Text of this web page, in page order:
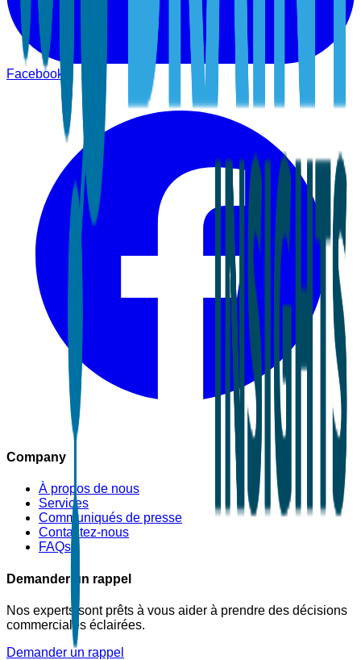
Facebook
Company
À propos de nous
Services
Communiqués de presse
Contactez-nous
FAQs
Demander un rappel
Nos experts sont prêts à vous aider à prendre des décisions
commerciales éclairées.
Demander un rappel